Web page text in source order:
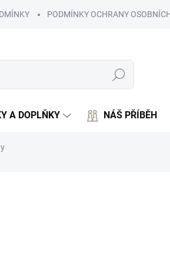
PODMÍNKY OCHRANY
Hledat
A DOPLŇKY NÁŠ PŘÍBĚH